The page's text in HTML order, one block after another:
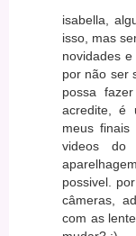
isabella,
isso, mas
novidades
por não ser
possa
acredite, é
meus
videos do
possivel.
câmeras,
com as